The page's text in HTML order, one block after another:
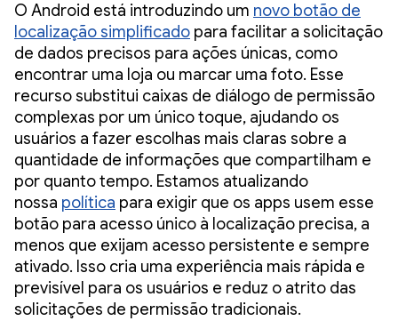
O Android está introduzindo um novo botão de
localização simplificado para facilitar a solicitação
de dados precisos para ações únicas, como
encontrar uma loja ou marcar uma foto. Esse
recurso substitui caixas de diálogo de permissão
complexas por um único toque, ajudando os
usuários a fazer escolhas mais claras sobre a
quantidade de informações que compartilham e
por quanto tempo. Estamos atualizando
nossa política para exigir que os apps usem esse
botão para acesso único à localização precisa, a
menos que exijam acesso persistente e sempre
ativado. Isso cria uma experiência mais rápida e
previsível para os usuários e reduz o atrito das
solicitações de permissão tradicionais.